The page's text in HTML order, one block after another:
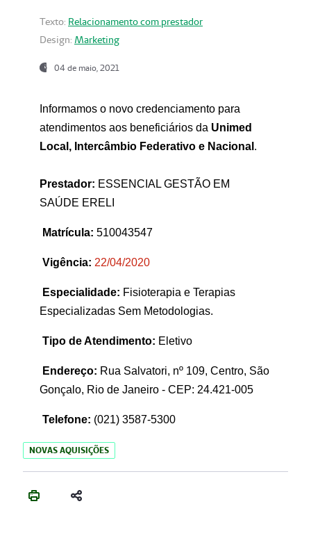
Texto: Relacionamento com prestador
Design: Marketing
04 de maio, 2021
Informamos o novo credenciamento para
atendimentos aos beneficiários da Unimed
Local, Intercâmbio Federativo e Nacional .
Prestador: ESSENCIAL GESTÃO EM
SAÚDE ERELI
Matrícula: 510043547
Vigência: 22/04/2020
Especialidade: Fisioterapia e Terapias
Especializadas Sem Metodologias.
Tipo de Atendimento: Eletivo
Endereço: Rua Salvatori, nº 109, Centro, São
Gonçalo, Rio de Janeiro - CEP: 24.421-005
Telefone: (021) 3587-5300
NOVAS AQUISIÇÕES